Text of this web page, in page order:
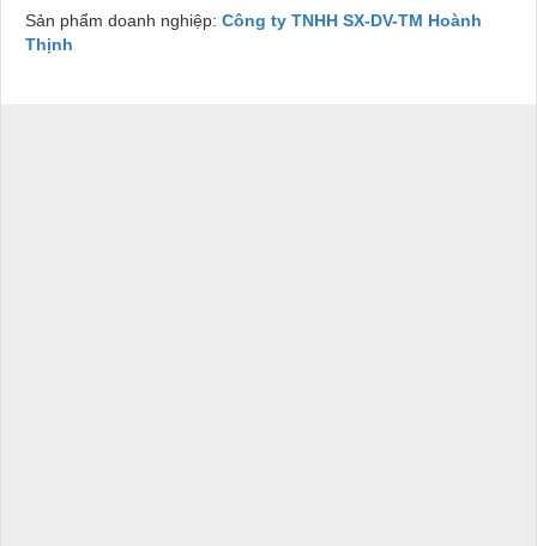
Sản phẩm doanh nghiệp: Công ty TNHH SX-DV-TM Hoành
Thịnh